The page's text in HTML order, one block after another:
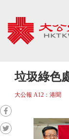
垃圾綠色
大公報 A12：港聞